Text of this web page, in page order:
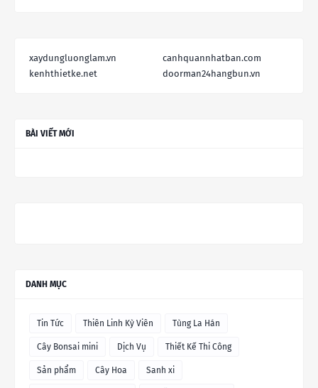
xaydungluonglam.vn
canhquannhatban.com
kenhthietke.net
doorman24hangbun.vn
BÀI VIẾT MỚI
DANH MỤC
Tin Tức Thiên Linh Kỳ Viên Tùng La Hán
Cây Bonsai mini Dịch Vụ Thiết Kế Thi Công
Sản phẩm Cây Hoa Sanh xi